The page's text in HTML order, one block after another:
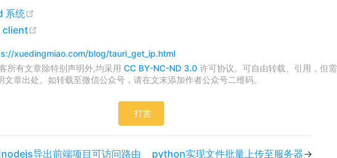
系统
client
xuedingmiao.com/blog/tauri_get_ip.html
所有文章除特别声明外,均采用 CC BY-NC-ND 3.0 许可协议。可自由转载、引用，但需
文章出处。如转载至微信公众号，请在文末添加作者公众号二维码。
打赏
导出前端项目可访问路由 python实现文件批量上传至服务器→